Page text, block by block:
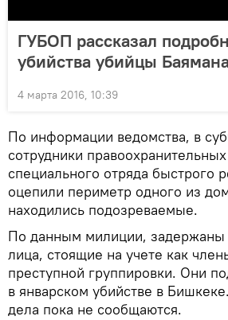
ГУБОП рассказал
убийства убийцы
4 марта 2016, 10:39
По информации ведомства, в
сотрудники
специального отряда быстрого
оцепили периметр одного из
находились подозреваемые.
По данным милиции, задержаны
лица, стоящие на учете как
преступной группировки. Они
в январском убийстве в
дела пока не сообщаются.